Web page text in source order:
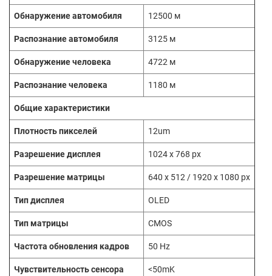
Обнаружение автомобиля 12500 м
Распознание автомобиля 3125 м
Обнаружение человека 4722 м
Распознание человека 1180 м
Общие характеристики
Плотность пикселей 12um
Разрешение дисплея 1024 x 768 px
Разрешение матрицы 640 x 512 / 1920 x 1080 px
Тип дисплея OLED
Тип матрицы CMOS
Частота обновления кадров 50 Hz
Чувствительность сенсора <50mK